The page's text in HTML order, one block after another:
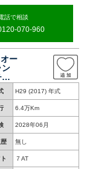
話で相談
070-960
ー
H29 (2017) 年式
6.4万Km
2028年06月
無し
７AT